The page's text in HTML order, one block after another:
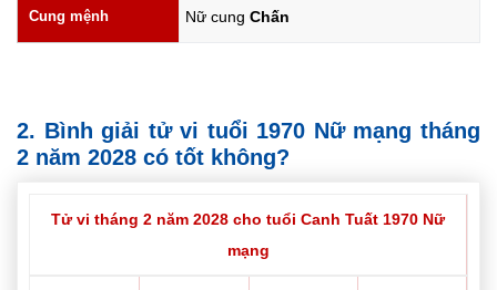
Cung mệnh Nữ cung Chấn
2. Bình giải tử vi tuổi 1970 Nữ mạng tháng
2 năm 2028 có tốt không?
Tử vi tháng 2 năm 2028 cho tuổi Canh Tuất 1970 Nữ
mạng